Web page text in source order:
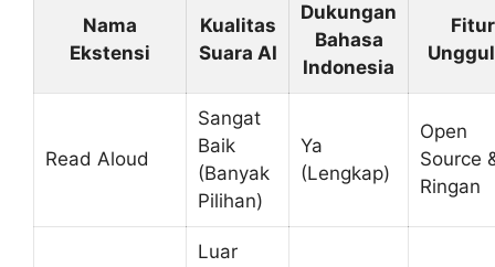
Nama
Ekstensi
Kualitas
Suara AI
Dukungan
Bahasa
Indonesia
Fitur
Read Aloud
Sangat
Baik
(Banyak
Pilihan)
Ya
(Lengkap)
Open
Source
Ringan
Luar